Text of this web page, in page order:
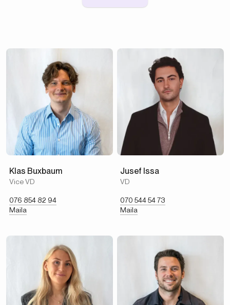
Klas Buxbaum
Vice VD
076 854 82 94
Maila
Jusef Issa
VD
070 544 54 73
Maila